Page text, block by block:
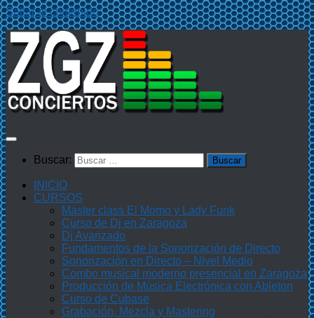
Saltar al contenido
Buscar:
INICIO
CURSOS
Master class El Momo y Lady Funk
Curso de Dj en Zaragoza
Dj Avanzado
Fundamentos de la Sonorización de Directo
Sonorización en Directo – Nivel Medio
Combo musical moderno presencial en Zaragoza
Producción de Música Electrónica con Ableton
Curso de Cubase
Grabación, Mezcla y Mastering